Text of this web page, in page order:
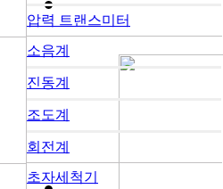
압력 트랜스미터
소음계
진동계
조도계
회전계
초자세척기